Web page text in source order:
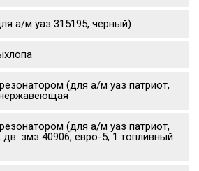
а/м уаз 315195, черный)
(для а/м уаз патриот,
(для а/м уаз патриот,
дв. змз 40906, евро-5, 1 топливный